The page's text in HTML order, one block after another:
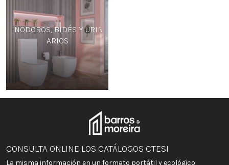
INODOROS, BIDÉS Y URIN
ARIOS
CONSULTA ONLINE LOS CATÁLOGOS CTESI
La misma información en un formato portátil y ecológico.